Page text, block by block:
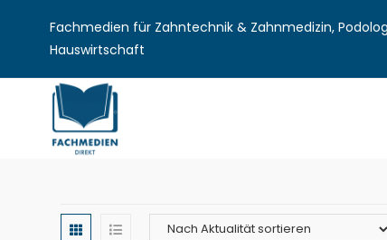
Fachmedien für Zahntechnik & Zahnmedizin,
Hauswirtschaft